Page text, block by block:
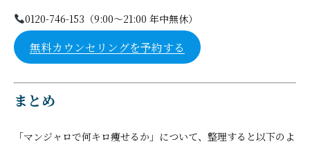
0120-746-153（9:00〜21:00 年中無休）
無料カウンセリングを予約する
まとめ
「マンジャロで何キロ痩せるか」について、整理すると以下のよ